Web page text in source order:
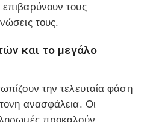
τους
τους.
και το μεγάλο
την τελευταία φάση
ανασφάλεια. Οι